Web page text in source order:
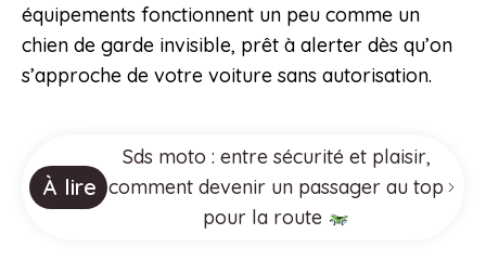
équipements fonctionnent un peu comme un
chien de garde invisible, prêt à alerter dès qu’on
s’approche de votre voiture sans autorisation.
À lire
Sds moto : entre sécurité et plaisir,
comment devenir un passager au top
pour la route